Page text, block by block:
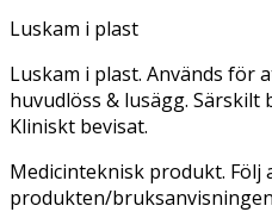
Luskam i plast
Luskam i plast. Används för
huvudlöss & lusägg.
Kliniskt bevisat.
Medicinteknisk produkt. Följ
produkten/bruksanvisningen